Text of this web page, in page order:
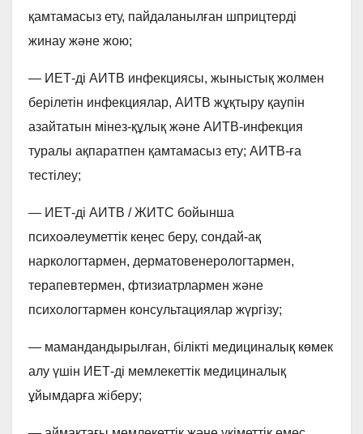
қамтамасыз ету, пайдаланылған шприцтерді
жинау және жою;
— ИЕТ-ді АИТВ инфекциясы, жыныстық жолмен
берілетін инфекциялар, АИТВ жұқтыру қаупін
азайтатын мінез-құлық және АИТВ-инфекция
туралы ақпаратпен қамтамасыз ету; АИТВ-ға
тестілеу;
— ИЕТ-ді АИТВ / ЖИТС бойынша
психоәлеуметтік кеңес беру, сондай-ақ
наркологтармен, дерматовенерологтармен,
терапевтермен, фтизиатрлармен және
психологтармен консультациялар жүргізу;
— мамандандырылған, білікті медициналық көмек
алу үшін ИЕТ-ді мемлекеттік медициналық
ұйымдарға жіберу;